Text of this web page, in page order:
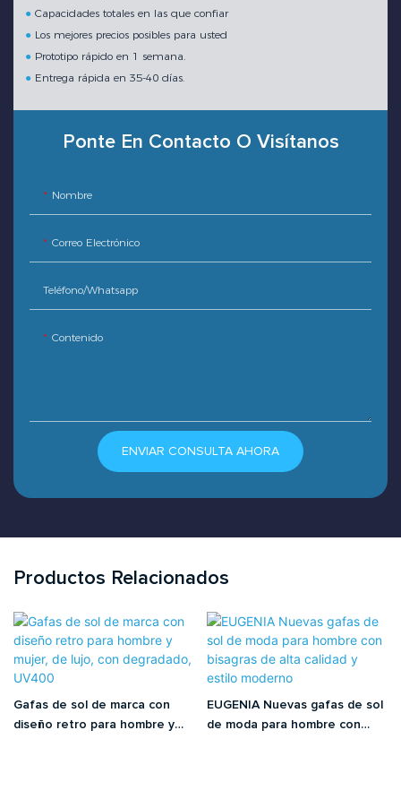
●Capacidades totales en las que confiar
● Los mejores precios posibles para usted
● Prototipo rápido en 1 semana.
● Entrega rápida en 35-40 días.
Ponte En Contacto O Visítanos
Nombre
Correo Electrónico
Teléfono/whatsapp
Contenido
ENVIAR CONSULTA AHORA
Productos Relacionados
Gafas de sol de marca con
diseño retro para hombre y
EUGENIA Nuevas gafas de sol
de moda para hombre con